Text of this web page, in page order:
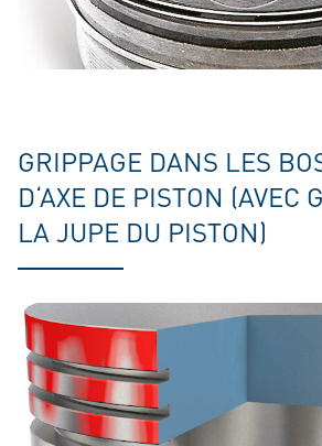
GRIPPAGE DANS LES
D‘AXE DE PISTON (AVEC
LA JUPE DU PISTON)